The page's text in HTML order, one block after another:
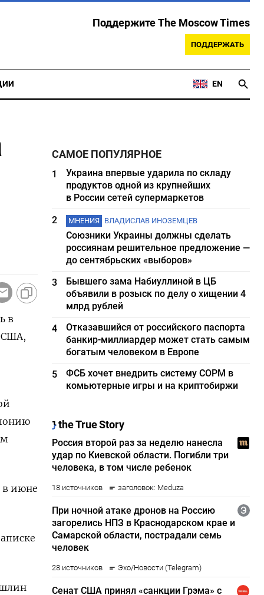
Поддержите The Moscow Times
ПОДДЕРЖАТЬ
EN
в
США,
в июне
САМОЕ ПОПУЛЯРНОЕ
1
Украина впервые ударила по складу
продуктов одной из крупнейших
в России сетей супермаркетов
2
МНЕНИЯ ВЛАДИСЛАВ ИНОЗЕМЦЕВ
Союзники Украины должны сделать
россиянам решительное предложение —
до сентябрьских «выборов»
3
Бывшего зама Набиуллиной в ЦБ
объявили в розыск по делу о хищении 4
млрд рублей
4
Отказавшийся от российского паспорта
банкир-миллиардер может стать самым
богатым человеком в Европе
5
ФСБ хочет внедрить систему СОРМ в
комьютерные игры и на криптобиржи